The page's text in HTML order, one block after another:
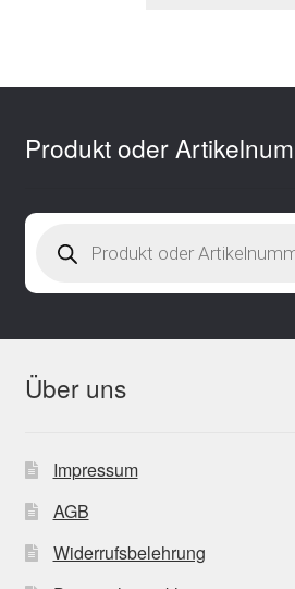
Produkt oder
search
Über uns
Impressum
AGB
Widerrufsbelehrung